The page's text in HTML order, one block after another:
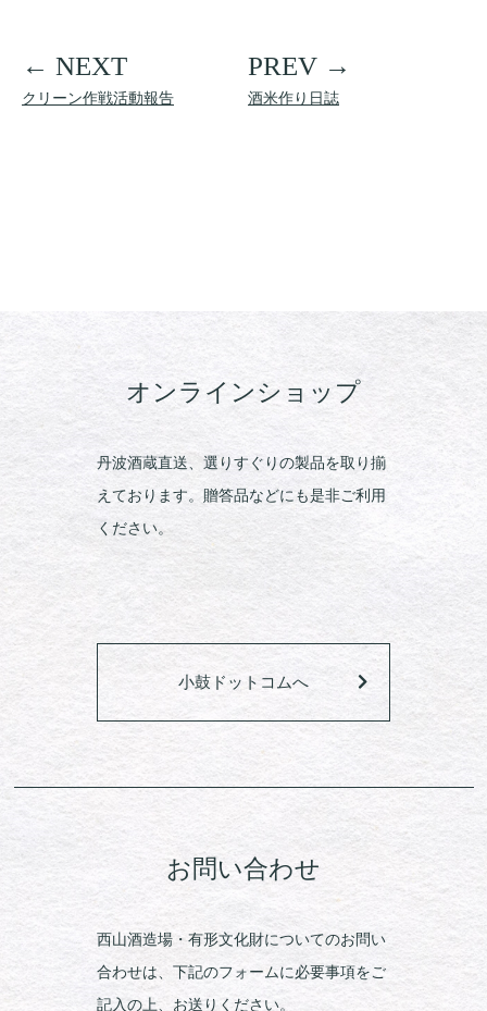
クリーン作戦活動報告 酒米作り日誌
オンラインショップ
丹波酒蔵直送、選りすぐりの製品を取り揃
えております。贈答品などにも是非ご利用
ください。
小鼓ドットコムへ
お問い合わせ
西山酒造場・有形文化財についてのお問い
合わせは、下記のフォームに必要事項をご
記入の上、お送りください。